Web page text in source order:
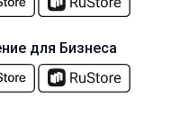
для Бизнеса